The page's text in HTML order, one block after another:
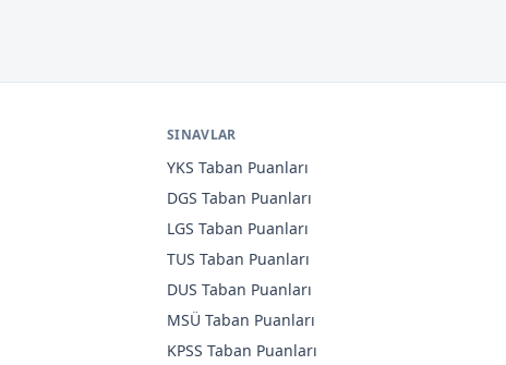
SINAVLAR
YKS Taban Puanları
DGS Taban Puanları
LGS Taban Puanları
TUS Taban Puanları
DUS Taban Puanları
MSÜ Taban Puanları
KPSS Taban Puanları